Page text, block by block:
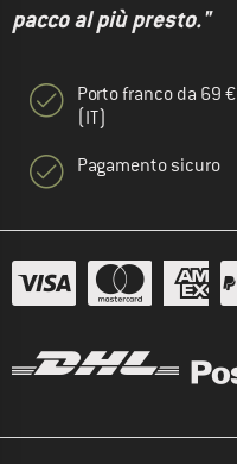
pacco al più presto."
Porto franco da 69 €
(IT)
Pagamento sicuro